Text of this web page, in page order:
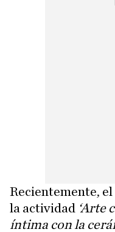
Recientemente, el
la actividad ‘Arte
íntima con la